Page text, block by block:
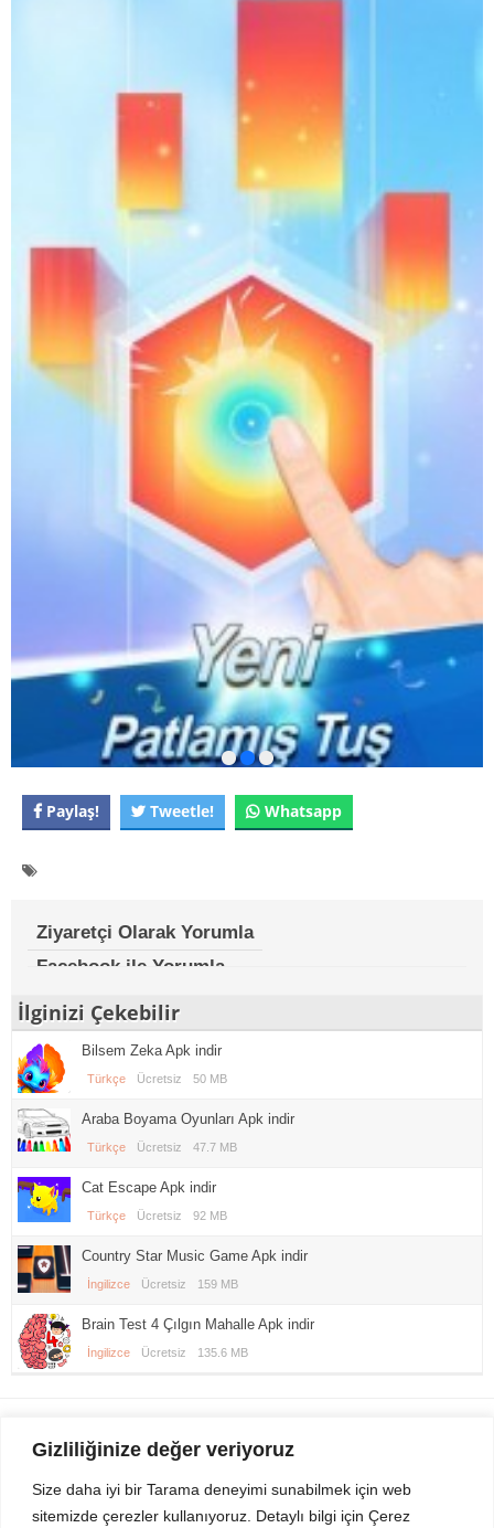
Gizliliğinize değer veriyoruz
Size daha iyi bir Tarama deneyimi sunabilmek için web
sitemizde çerezler kullanıyoruz. Detaylı bilgi için Çerez
Paylaş! Tweetle! Whatsapp
Ziyaretçi Olarak Yorumla
Facebook ile Yorumla
İlginizi Çekebilir
Bilsem Zeka Apk indir
Türkçe Ücretsiz 50 MB
Araba Boyama Oyunları Apk indir
Türkçe Ücretsiz 47.7 MB
Cat Escape Apk indir
Türkçe Ücretsiz 92 MB
Country Star Music Game Apk indir
İngilizce Ücretsiz 159 MB
Brain Test 4 Çılgın Mahalle Apk indir
İngilizce Ücretsiz 135.6 MB
Gezi Seyahat indirvip apk
Sitemizden Son sürüm Program, Android Uygulama, Android Oyun, Apk